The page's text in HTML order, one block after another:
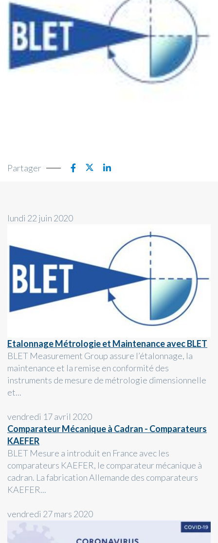
Partager
lundi 22 juin 2020
Etalonnage Métrologie et Maintenance avec BLET
BLET Measurement Group assure l’étalonnage, la
maintenance et la remise en conformité des
instruments de mesure de métrologie dimensionnelle
et...
vendredi 17 avril 2020
Comparateur Mécanique à Cadran - Comparateurs
KAEFER
BLET Mesure a introduit en France avec les
comparateurs KAEFER, le comparateur mécanique à
cadran. La fabrication Allemande des comparateurs
KAEFER...
vendredi 27 mars 2020